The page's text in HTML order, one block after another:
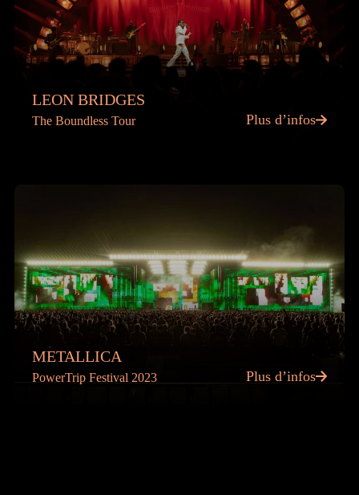
LEON BRIDGES
The Boundless Tour Plus d’infos
METALLICA
PowerTrip Festival 2023 Plus d’infos